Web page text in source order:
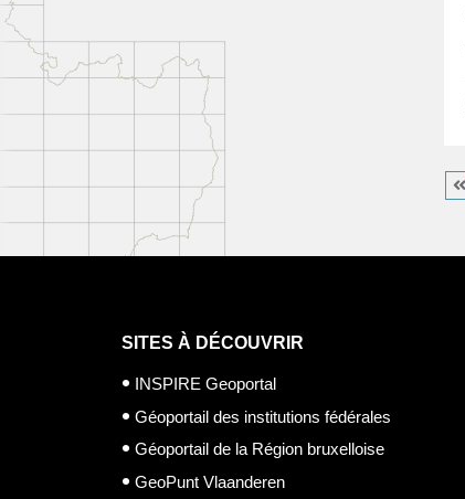
SITES À DÉCOUVRIR
INSPIRE Geoportal
Géoportail des institutions fédérales
Géoportail de la Région bruxelloise
GeoPunt Vlaanderen